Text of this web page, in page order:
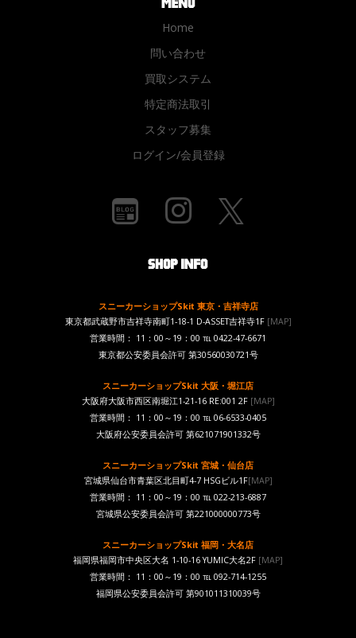
Home
問い合わせ
買取システム
特定商法取引
スタッフ募集
ログイン/会員登録
スニーカーショップSkit 東京・吉祥寺店
東京都武蔵野市吉祥寺南町1-18-1 D-ASSET吉祥寺1F [MAP]
営業時間： 11：00～19：00 ℡ 0422-47-6671
東京都公安委員会許可 第30560030721号
スニーカーショップSkit 大阪・堀江店
大阪府大阪市西区南堀江1-21-16 RE:001 2F[MAP]
営業時間： 11：00～19：00 ℡ 06-6533-0405
大阪府公安委員会許可 第621071901332号
スニーカーショップSkit 宮城・仙台店
宮城県仙台市青葉区北目町4-7 HSGビル1F[MAP]
営業時間： 11：00～19：00 ℡ 022-213-6887
宮城県公安委員会許可 第221000000773号
スニーカーショップSkit 福岡・大名店
福岡県福岡市中央区大名 1-10-16 YUMIC大名2F [MAP]
営業時間： 11：00～19：00 ℡ 092-714-1255
福岡県公安委員会許可 第901011310039号